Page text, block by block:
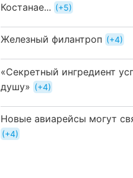
Костанае...
+5
Железный филантроп +4
«Секретный ингредиент
душу»
+4
Новые авиарейсы могут
+4